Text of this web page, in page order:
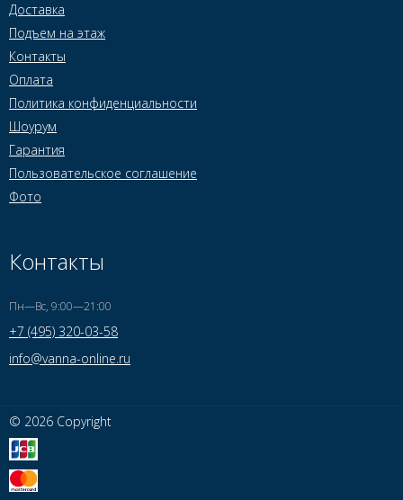
Доставка
Подъем на этаж
Контакты
Оплата
Политика конфиденциальности
Шоурум
Гарантия
Пользовательское соглашение
Фото
Контакты
Пн—Вс, 9:00—21:00
+7 (495) 320-03-58
info@vanna-online.ru
© 2026 Copyright